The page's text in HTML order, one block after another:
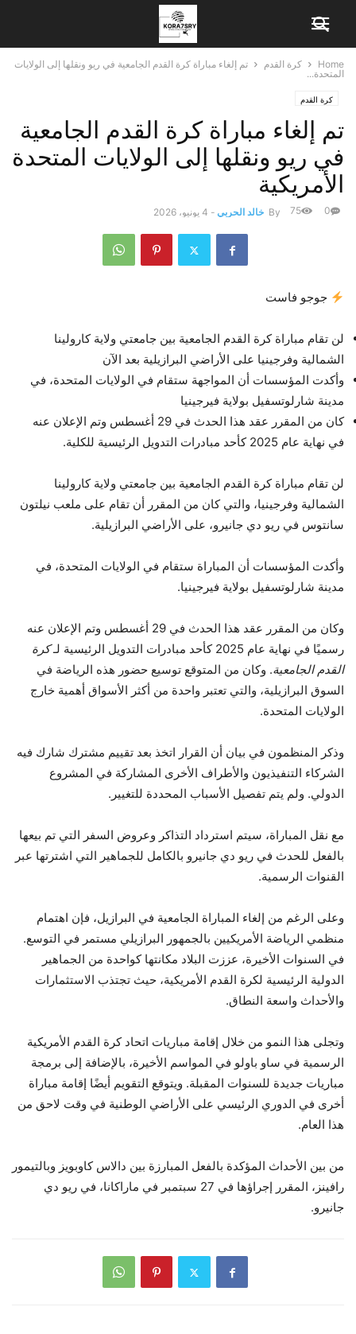
Home كرة القدم
تم إلغاء مباراة كرة القدم الجامعية في ريو ونقلها إلى الولايات
المتحدة...
كرة القدم
تم إلغاء مباراة كرة القدم الجامعية
في ريو ونقلها إلى الولايات المتحدة
الأمريكية
By خالد الحربي - 4 يونيو، 2026 0
75
جوجو فاست
لن تقام مباراة كرة القدم الجامعية بين جامعتي ولاية كارولينا
الشمالية وفرجينيا على الأراضي البرازيلية بعد الآن
وأكدت المؤسسات أن المواجهة ستقام في الولايات المتحدة، في
مدينة شارلوتسفيل بولاية فيرجينيا
كان من المقرر عقد هذا الحدث في 29 أغسطس وتم الإعلان عنه
في نهاية عام 2025 كأحد مبادرات التدويل الرئيسية للكلية.
لن تقام مباراة كرة القدم الجامعية بين جامعتي ولاية كارولينا
الشمالية وفرجينيا، والتي كان من المقرر أن تقام على ملعب نيلتون
سانتوس في ريو دي جانيرو، على الأراضي البرازيلية.
وأكدت المؤسسات أن المباراة ستقام في الولايات المتحدة، في
مدينة شارلوتسفيل بولاية فيرجينيا.
وكان من المقرر عقد هذا الحدث في 29 أغسطس وتم الإعلان عنه
رسميًا في نهاية عام 2025 كأحد مبادرات التدويل الرئيسية لـ
كرة
القدم الجامعية. وكان من المتوقع توسيع حضور هذه الرياضة في
السوق البرازيلية، والتي تعتبر واحدة من أكثر الأسواق أهمية خارج
الولايات المتحدة.
وذكر المنظمون في بيان أن القرار اتخذ بعد تقييم مشترك شارك فيه
الشركاء التنفيذيون والأطراف الأخرى المشاركة في المشروع
الدولي. ولم يتم تفصيل الأسباب المحددة للتغيير.
مع نقل المباراة، سيتم استرداد التذاكر وعروض السفر التي تم بيعها
بالفعل للحدث في ريو دي جانيرو بالكامل للجماهير التي اشترتها عبر
القنوات الرسمية.
وعلى الرغم من إلغاء المباراة الجامعية في البرازيل، فإن اهتمام
منظمي الرياضة الأمريكيين بالجمهور البرازيلي مستمر في التوسع.
في السنوات الأخيرة، عززت البلاد مكانتها كواحدة من الجماهير
الدولية الرئيسية لكرة القدم الأمريكية، حيث تجتذب الاستثمارات
والأحداث واسعة النطاق.
وتجلى هذا النمو من خلال إقامة مباريات اتحاد كرة القدم الأمريكية
الرسمية في ساو باولو في المواسم الأخيرة، بالإضافة إلى برمجة
مباريات جديدة للسنوات المقبلة. ويتوقع التقويم أيضًا إقامة مباراة
أخرى في الدوري الرئيسي على الأراضي الوطنية في وقت لاحق من
هذا العام.
من بين الأحداث المؤكدة بالفعل المبارزة بين دالاس كاوبويز وبالتيمور
رافينز، المقرر إجراؤها في 27 سبتمبر في ماراكانا، في ريو دي
جانيرو.